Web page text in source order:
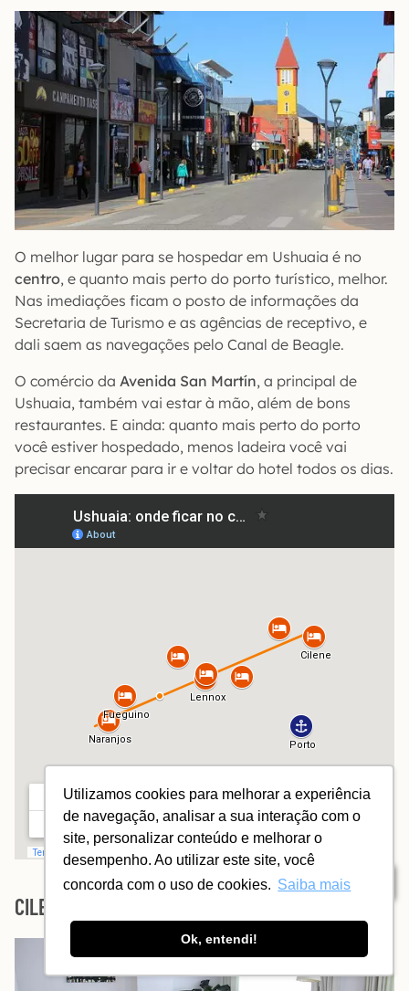
Utilizamos cookies para melhorar a experiência
de navegação, analisar a sua interação com o
site, personalizar conteúdo e melhorar o
desempenho. Ao utilizar este site, você
concorda com o uso de cookies. Saiba mais
Ok, entendi!
Índice
O melhor lugar para se hospedar em Ushuaia é no
centro, e quanto mais perto do porto turístico, melhor.
Nas imediações ficam o posto de informações da
Secretaria de Turismo e as agências de receptivo, e
dali saem as navegações pelo Canal de Beagle.
O comércio da Avenida San Martín, a principal de
Ushuaia, também vai estar à mão, além de bons
restaurantes. E ainda: quanto mais perto do porto
você estiver hospedado, menos ladeira você vai
precisar encarar para ir e voltar do hotel todos os dias.
CILENE DEL FARO